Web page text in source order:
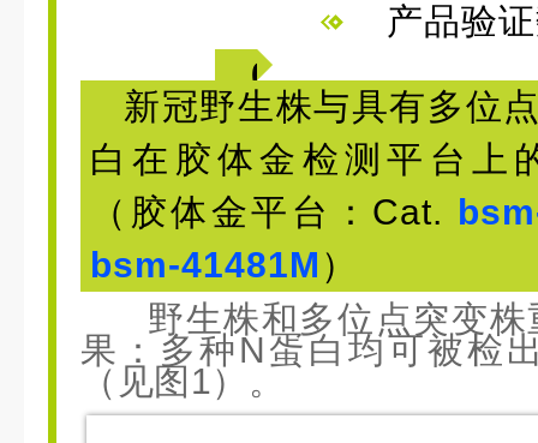
产品验
0
1
新冠野生株与具有多位
白在胶体金检测平台上
（胶体金平台：Cat.
bsm-41481M ）
野生株和多位点突变
果： 多种N蛋白均可被检
（见图1）。